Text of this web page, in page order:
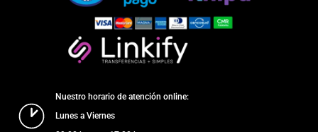
Nuestro horario de atención online:
Lunes a Viernes